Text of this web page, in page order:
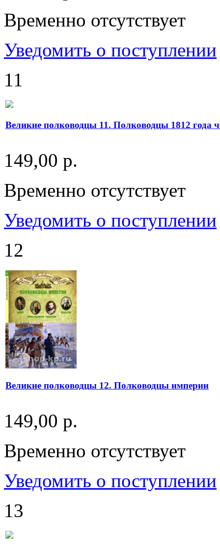
Временно отсутствует
Уведомить о поступлении
11
Великие полководцы 11. Полководцы 1812 года
149,00 р.
Временно отсутствует
Уведомить о поступлении
12
Великие полководцы 12. Полководцы империи
149,00 р.
Временно отсутствует
Уведомить о поступлении
13